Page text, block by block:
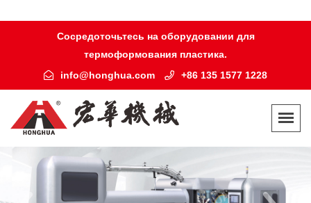
Сосредоточьтесь на оборудовании для
термоформования пластика.
info@honghua.com
+86 135 1577 1228